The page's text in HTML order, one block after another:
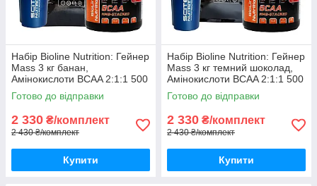
Набір Bioline Nutrition: Гейнер
Mass 3 кг банан,
Амінокислоти BCAA 2:1:1 500
г, Шейкер
Готово до відправки
2 330 ₴/комплект
2 430 ₴/комплект
Купити
Набір Bioline Nutrition: Гейнер
Mass 3 кг темний шоколад,
Амінокислоти BCAA 2:1:1 500
г, Шейкер
Готово до відправки
2 330 ₴/комплект
2 430 ₴/комплект
Купити